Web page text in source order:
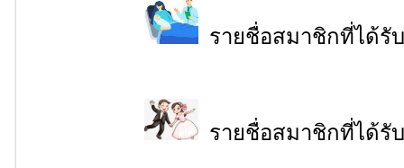
รายชื่อสมาชิกที่ได้รั
รายชื่อสมาชิกที่ได้รั